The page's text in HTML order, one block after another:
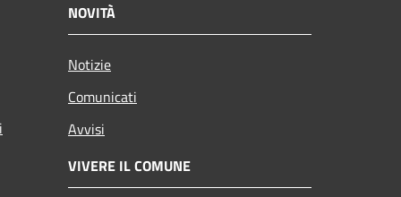
NOVITÀ
Notizie
Comunicati
Avvisi
VIVERE IL COMUNE